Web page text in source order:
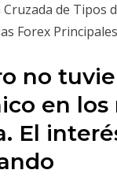
Cruzada de
Forex
no
en
El